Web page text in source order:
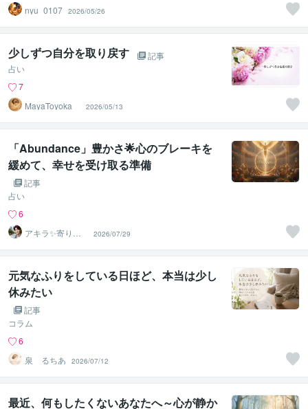
nyu_0107 2026/05/26
少しずつ自分を取り戻す
記事
占い
7
MayaToyoka
2026/05/13
「Abundance」豊かさ🌟心のブレーキを
緩めて、幸せを受け取る準備
記事
占い
6
アキラ✨寄り添
う聴き手 迷い不
安の相談室
2026/07/29
元気なふりをしている日ほど、本当は少し
休みたい
記事
コラム
6
泉 るちあ
2026/07/12
最近、何もしたくないあなたへ～心が静か